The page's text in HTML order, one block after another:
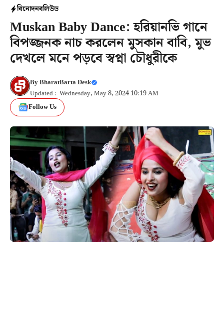
বিনোদনবলিউড
Muskan Baby Dance: হরিয়ানভি গানে
বিপজ্জনক নাচ করলেন মুসকান বাবি, মুভ
দেখলে মনে পড়বে স্বপ্না চৌধুরীকে
ByBharatBarta Desk
Updated : Wednesday, May 8, 2024 10:19 AM
Follow Us